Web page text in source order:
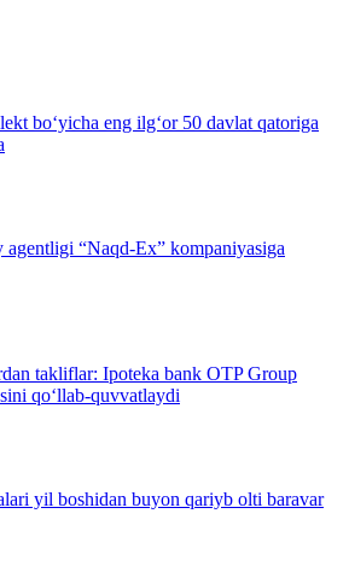
bo‘yicha eng ilg‘or 50 davlat qatoriga
“Naqd-Ex” kompaniyasiga
takliflar: Ipoteka bank OTP Group
qo‘llab-quvvatlaydi
yil boshidan buyon qariyb olti baravar